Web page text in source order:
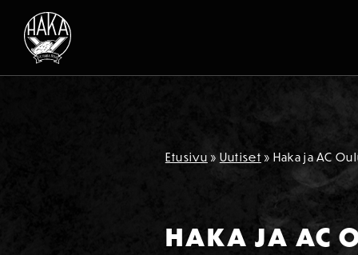
Siirry sisältöön
Etusivu » Uutiset » Haka ja AC
HAKA JA AC